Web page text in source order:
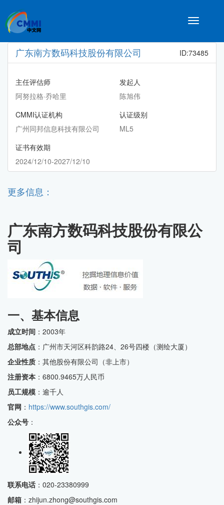
Toggle
广东南方数码科技股份有限公司 ID:73485
主任评估师
阿努拉格·乔哈里
发起人
陈旭伟
CMMI认证机构
广州同邦信息科技有限公司
认证级别
ML5
证书有效期
2024/12/10-2027/12/10
更多信息：
广东南方数码科技股份有限公
司
一、基本信息
成立时间 ：2003年
总部地点 ：广州市天河区科韵路24、26号四楼（测绘大厦）
企业性质 ：其他股份有限公司（非上市）
注册资本 ：6800.9465万人民币
员工规模 ：逾千人
官网 ： https://www.southgis.com/
公众号 ：
联系电话 ：020-23380999
邮箱 ：zhijun.zhong@southgis.com